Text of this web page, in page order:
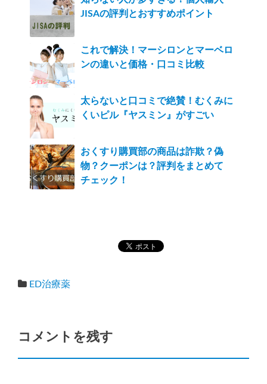
JISAの評判とおすすめポイント
これで解決！マーシロンとマーベロ
ンの違いと価格・口コミ比較
太らないと口コミで絶賛！むくみに
くいピル『ヤスミン』がすごい
おくすり購買部の商品は詐欺？偽
物？クーポンは？評判をまとめて
チェック！
ED治療薬
コメントを残す